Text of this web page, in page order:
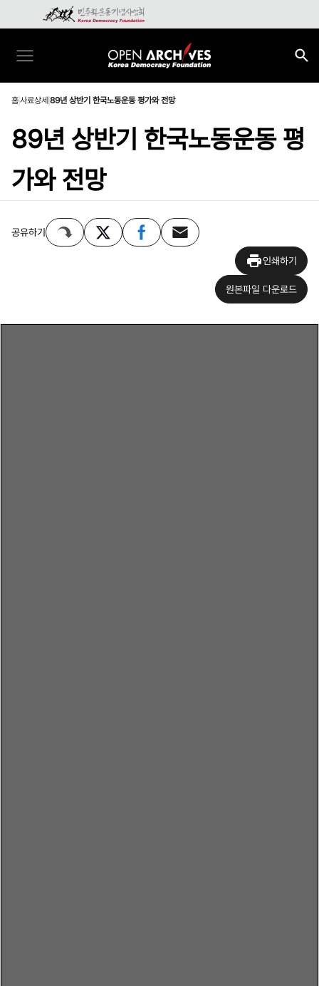
홈사료상세 89년 상반기 한국노동운동 평가와 전망
89년 상반기 한국노동운동 평
가와 전망
공유하기
인쇄하기
원본파일 다운로드